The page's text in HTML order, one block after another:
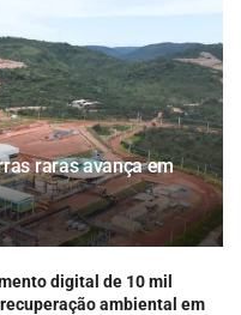
raras avança em
digital de 10 mil
ambiental em